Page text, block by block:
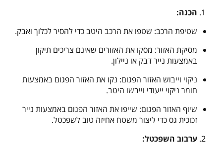
הכנה:
שטיפת הרכב: שטפו את הרכב היטב כדי להסיר לכלוך ואבק.
מסיקת האזור: מסקו את האזורים שאינם צריכים תיקון
באמצעות נייר דבק או ניילון.
ניקוי וייבוש האזור הפגום: נקו את האזור הפגום באמצעות
חומר ניקוי ייעודי וייבשו היטב.
שיוף האזור הפגום: שייפו את האזור הפגום באמצעות נייר
זכוכית גס כדי ליצור משטח אחיזה טוב לשפכטל.
ערבוב השפכטל: